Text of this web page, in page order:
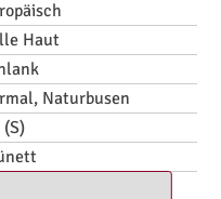
Haut
Naturbusen